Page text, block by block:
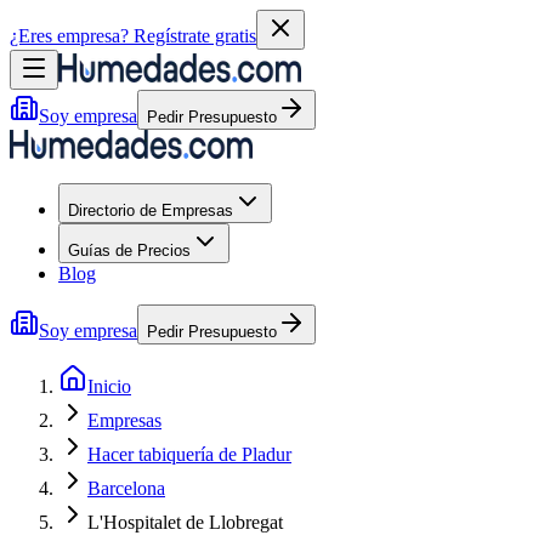
¿Eres empresa? Regístrate gratis
Soy empresa Pedir Presupuesto
Directorio de Empresas
Guías de Precios
Blog
Soy empresa Pedir Presupuesto
Inicio
Empresas
Hacer tabiquería de Pladur
Barcelona
L'Hospitalet de Llobregat